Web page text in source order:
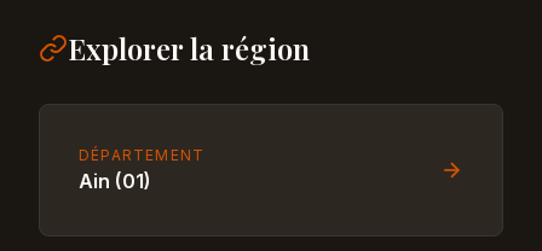
Explorer la région
DÉPARTEMENT
Ain (01)